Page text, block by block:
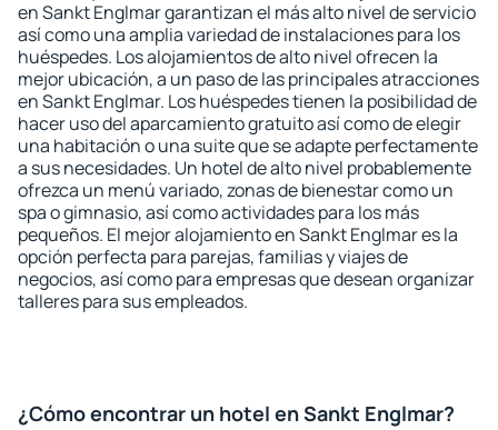
en Sankt Englmar garantizan el más alto nivel de servicio
así como una amplia variedad de instalaciones para los
huéspedes. Los alojamientos de alto nivel ofrecen la
mejor ubicación, a un paso de las principales atracciones
en Sankt Englmar. Los huéspedes tienen la posibilidad de
hacer uso del aparcamiento gratuito así como de elegir
una habitación o una suite que se adapte perfectamente
a sus necesidades. Un hotel de alto nivel probablemente
ofrezca un menú variado, zonas de bienestar como un
spa o gimnasio, así como actividades para los más
pequeños. El mejor alojamiento en Sankt Englmar es la
opción perfecta para parejas, familias y viajes de
negocios, así como para empresas que desean organizar
talleres para sus empleados.
¿Cómo encontrar un hotel en Sankt Englmar?